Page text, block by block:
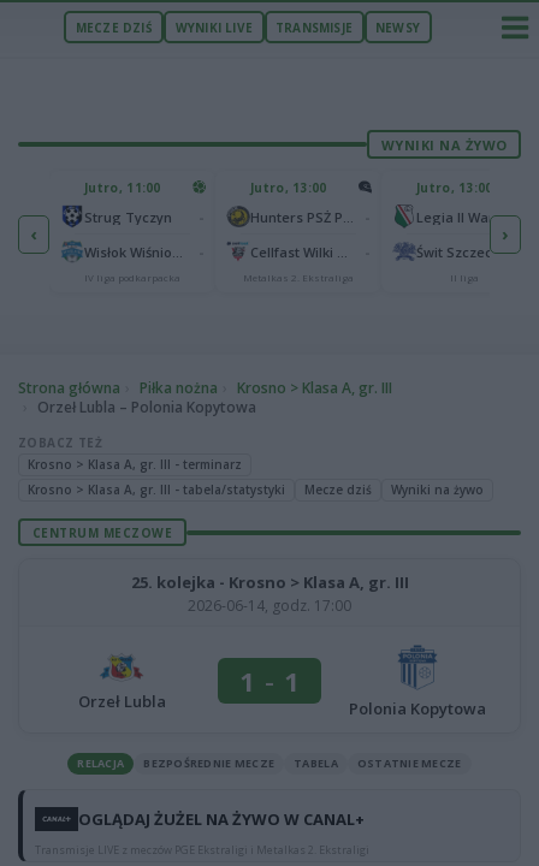
MECZE DZIŚ WYNIKI LIVE TRANSMISJE NEWSY
WYNIKI NA ŻYWO
‹
Podbeskidzie Bielsko-Biała2
2
Jutro, 11:00
Strug Tyczyn
IV liga podkarpacka
Jutro, 13:00
Metalkas 2. Ekstraliga
Jutro, 13:00
Legia II Warszawa
Świt Szczecin
II liga
›
Strona główna Piłka nożna
Krosno > Klasa A, gr. III
Orzeł Lubla – Polonia Kopytowa
ZOBACZ TEŻ
Krosno > Klasa A, gr. III - terminarz
Krosno > Klasa A, gr. III - tabela/statystyki
Mecze dziś Wyniki na żywo
CENTRUM MECZOWE
25. kolejka - Krosno > Klasa A, gr. III
2026-06-14, godz. 17:00
Orzeł Lubla
1 - 1
Polonia Kopytowa
RELACJA BEZPOŚREDNIE MECZE TABELA OSTATNIE MECZE
OGLĄDAJ ŻUŻEL NA ŻYWO W CANAL+
Transmisje LIVE z meczów PGE Ekstraligi i Metalkas 2. Ekstraligi